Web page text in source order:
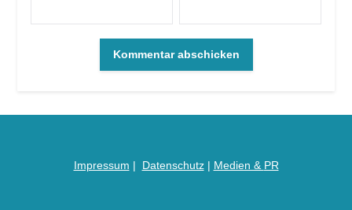
Impressum | Datenschutz| Medien & PR